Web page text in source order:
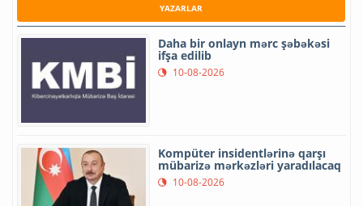
YAZARLAR
Daha bir onlayn mərc şəbəkəsi
ifşa edilib
10-08-2026
Kompüter insidentlərinə qarşı
mübarizə mərkəzləri yaradılacaq
10-08-2026